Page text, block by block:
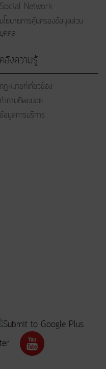
Social Network
นโยบายการคุ้มครองข้อมูลส่วน
บุคคล
คลังความรู้
กฏหมายที่เกี่ยวข้อง
คำถามที่พบบ่อย
ข้อมูลการบริการ